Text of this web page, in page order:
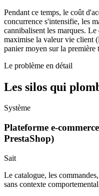
Pendant ce temps, le coût
concurrence s'intensifie, les
cannibalisent les marques.
maximise la valeur vie client
panier moyen sur la première
Le problème en détail
Les silos qui
Système
Plateforme e-
PrestaShop)
Sait
Le catalogue, les
sans contexte